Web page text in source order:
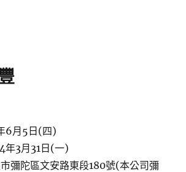
6月5日(四)
年3月31日(一)
彌陀區文安路東段180號(本公司彌